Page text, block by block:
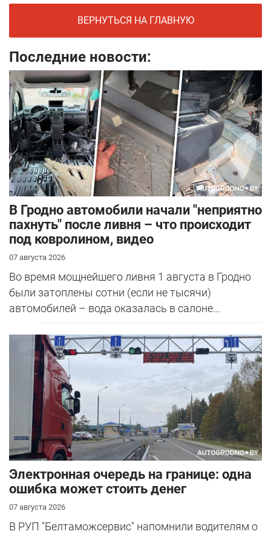
ВЕРНУТЬСЯ НА ГЛАВНУЮ
Последние новости:
В Гродно автомобили начали "неприятно
пахнуть" после ливня – что происходит
под ковролином, видео
07 августа 2026
Во время мощнейшего ливня 1 августа в Гродно
были затоплены сотни (если не тысячи)
автомобилей – вода оказалась в салоне...
Электронная очередь на границе: одна
ошибка может стоить денег
07 августа 2026
В РУП "Белтаможсервис" напомнили водителям о